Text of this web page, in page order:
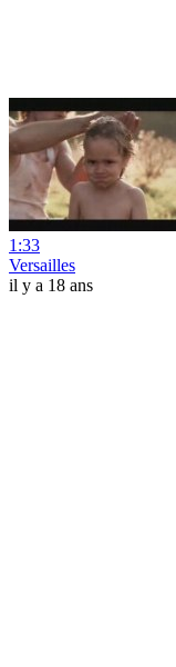
1:33
Versailles
il y a 18 ans